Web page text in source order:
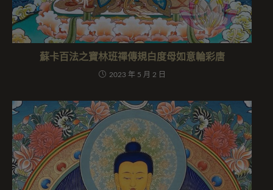
蘇卡百法之寶林班禪傳規白度母如意輪彩唐
2023 年 5 月 2 日